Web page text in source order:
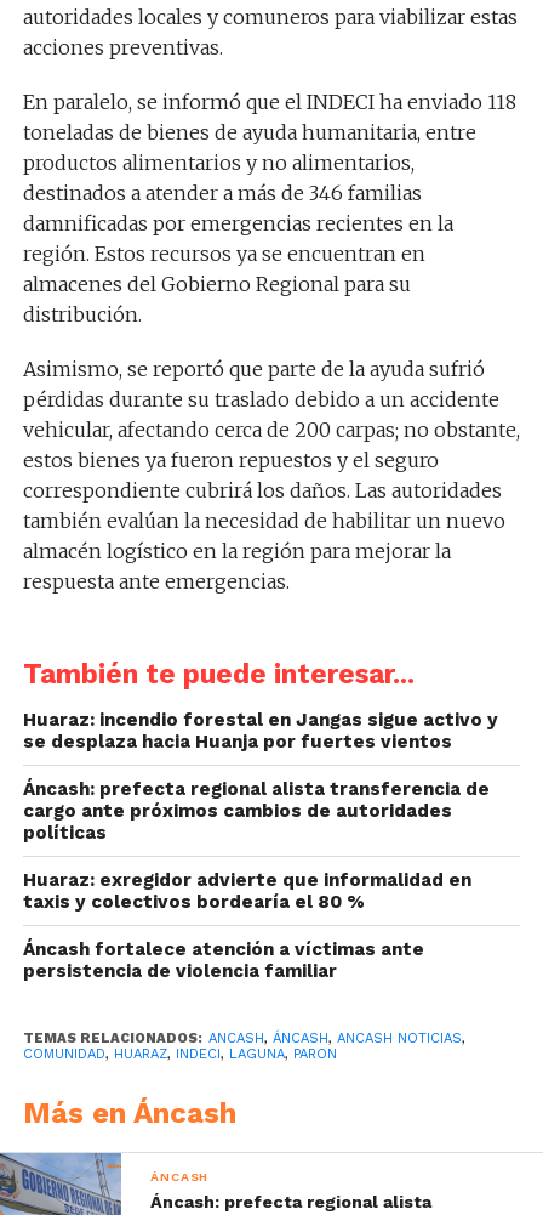
autoridades locales y comuneros para viabilizar estas
acciones preventivas.
En paralelo, se informó que el INDECI ha enviado 118
toneladas de bienes de ayuda humanitaria, entre
productos alimentarios y no alimentarios,
destinados a atender a más de 346 familias
damnificadas por emergencias recientes en la
región. Estos recursos ya se encuentran en
almacenes del Gobierno Regional para su
distribución.
Asimismo, se reportó que parte de la ayuda sufrió
pérdidas durante su traslado debido a un accidente
vehicular, afectando cerca de 200 carpas; no obstante,
estos bienes ya fueron repuestos y el seguro
correspondiente cubrirá los daños. Las autoridades
también evalúan la necesidad de habilitar un nuevo
almacén logístico en la región para mejorar la
respuesta ante emergencias.
También te puede interesar...
Huaraz: incendio forestal en Jangas sigue activo y
se desplaza hacia Huanja por fuertes vientos
Áncash: prefecta regional alista transferencia de
cargo ante próximos cambios de autoridades
políticas
Huaraz: exregidor advierte que informalidad en
taxis y colectivos bordearía el 80 %
Áncash fortalece atención a víctimas ante
persistencia de violencia familiar
TEMAS RELACIONADOS: ANCASH, ÁNCASH, ANCASH NOTICIAS,
COMUNIDAD, HUARAZ, INDECI, LAGUNA, PARON
Más en Áncash
ÁNCASH
Áncash: prefecta regional alista